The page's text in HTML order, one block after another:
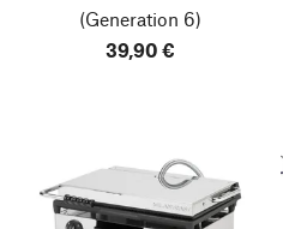
(Generation 6)
39,90 €